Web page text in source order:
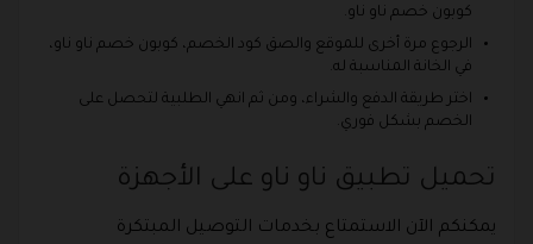
كوبون خصم ناو ناو.
الرجوع مرة أخرى للموقع والصق كود الخصم، كوبون خصم ناو ناو،
في الخانة المناسبة له.
اختر طريقة الدفع والشراء، ومن ثم انهي الطلبية لتحصل على
الخصم بشكل فوري.
تحميل تطبيق ناو ناو على الأجهزة
يمكنكم الآن الاستمتاع بخدمات التوصيل المبتكرة